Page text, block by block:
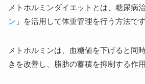
メトホルミンダイエットとは、糖尿病
ン 」を活用して体重管理を行う方法です
メトホルミンは、血糖値を下げると同
きを改善し、脂肪の蓄積を抑制する作